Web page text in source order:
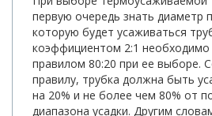
первую очередь знать диаметр
которую будет усаживаться
коэффициентом 2:1 необходимо
правилом 80:20 при ее выборе.
правилу, трубка должна быть
на 20% и не более чем 80% от
диапазона усадки. Другим